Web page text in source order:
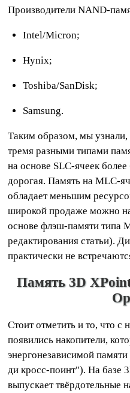
Производители NAND-
Intel/Micron;
Hynix;
Toshiba/SanDisk;
Samsung.
Таким образом, мы
тремя разными типами
на основе SLC-ячеек
дорогая. Память на MLC-
обладает меньшим
широкой продаже можно
основе флэш-памяти типа
редактирования статьи).
практически не
Память 3D
Стоит отметить и то, что с
появились накопители,
энергонезависимой
ди кросс-поинт"). На базе
выпускает твёрдотельные